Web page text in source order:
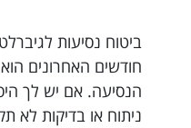
חודשים האחרונים
הנסיעה. אם יש לך